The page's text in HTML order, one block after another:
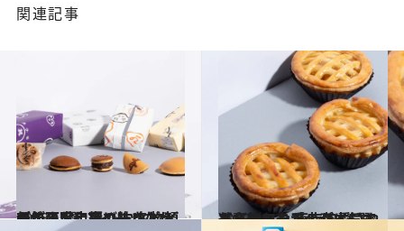
関連記事
2023.1.7
新年の手土産に！ 名物どら焼き5選 スイーツなかのが丁寧に選び抜いた 頬がゆるむ口福の味をどうぞ
グルメ 2023.10.31
スイーツなかのが本気で選び抜いた 東京で愛される名物アップルパイ5選 差し入れや手土産にしても喜ばれる！
グルメ